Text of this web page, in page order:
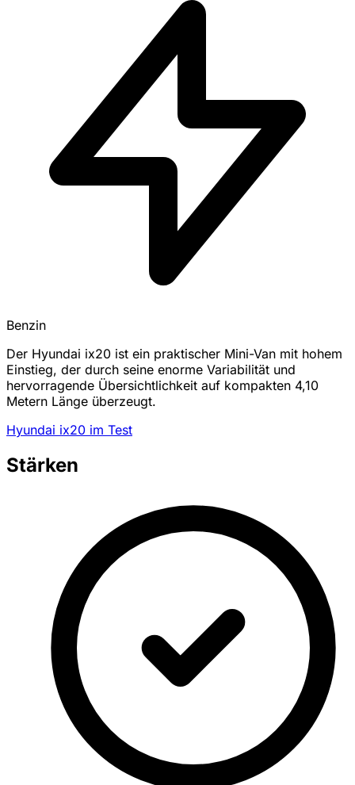
Benzin
Der Hyundai ix20 ist ein praktischer Mini-Van mit hohem
Einstieg, der durch seine enorme Variabilität und
hervorragende Übersichtlichkeit auf kompakten 4,10
Metern Länge überzeugt.
Hyundai ix20 im Test
Stärken